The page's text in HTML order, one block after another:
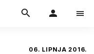
06. LIPNJA 2016.